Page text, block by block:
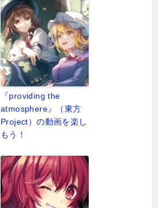
『providing the
atmosphere』（東方
Project）の動画を楽し
もう！